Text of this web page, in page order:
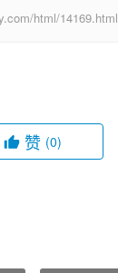
html/14169.html
赞 (0)